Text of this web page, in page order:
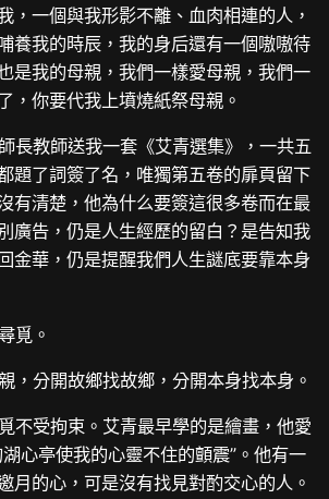
，一個與我形影不離、血肉相連的人，
養我的時辰，我的身后還有一個嗷嗷待
是我的母親，我們一樣愛母親，我們一
，你要代我上墳燒紙祭母親。
長教師送我一套《艾青選集》，一共五
題了詞簽了名，唯獨第五卷的扉頁留下
有清楚，他為什么要簽這很多卷而在最
廣告，仍是人生經歷的留白？是告知我
金華，仍是提醒我們人生謎底要靠本身
覓。
，分開故鄉找故鄉，分開本身找本身。
不受拘束。艾青最早學的是繪畫，他愛
心亭使我的心靈不住的顫震”。他有一
月的心，可是沒有找見對酌交心的人。